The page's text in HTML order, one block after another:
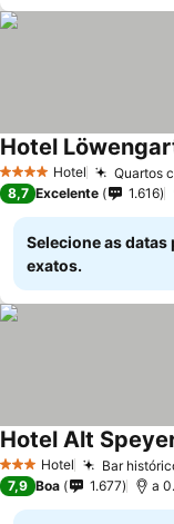
4 EstrelasHotel Quartos
Hotel
8,7 Excelente 1.616
Selecione as
exatos.
3 EstrelasHotel Bar
Hotel Alt
7,9 Boa 1.677 a